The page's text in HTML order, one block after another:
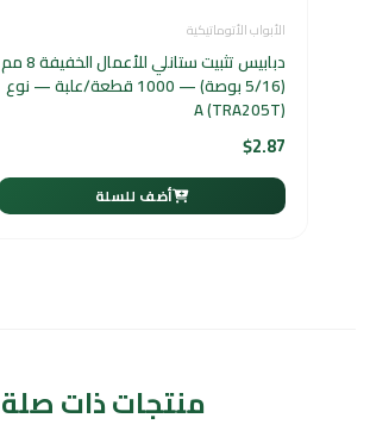
الأبواب الأتوماتيكية
دبابيس تثبيت ستانلي للأعمال الخفيفة 8 مم
(5/16 بوصة) — 1000 قطعة/علبة — نوع
A (TRA205T)
$2.87
أضف للسلة
منتجات ذات صلة